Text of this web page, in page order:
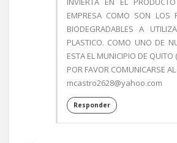
EMPRESA COMO SON LOS
BIODEGRADABLES A
PLASTICO. COMO UNO DE
ESTA EL MUNICIPIO DE QUITO
POR FAVOR COMUNICARSE
mcastro2628@yahoo.com
Responder